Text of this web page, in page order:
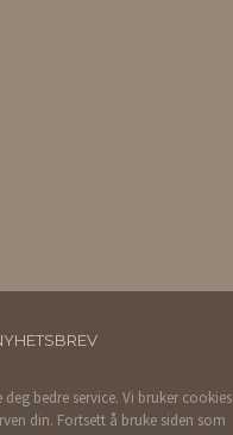
bedre service. Vi bruker cookies
din. Fortsett å bruke siden som